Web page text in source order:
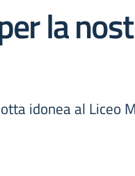
la
idonea al Liceo